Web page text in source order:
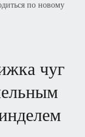
по новому
чуг